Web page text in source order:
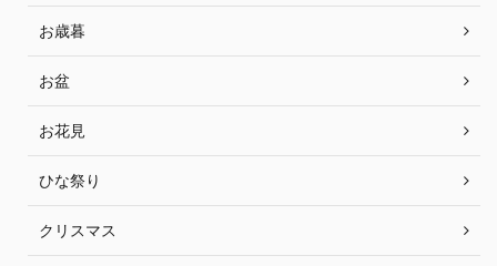
お歳暮
お盆
お花見
ひな祭り
クリスマス